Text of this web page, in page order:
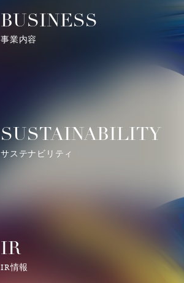
BUSINESS
事業内容
SUSTAINABILITY
サステナビリティ
IR
IR情報